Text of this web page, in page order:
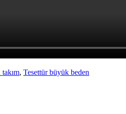
, Tesettür büyük beden